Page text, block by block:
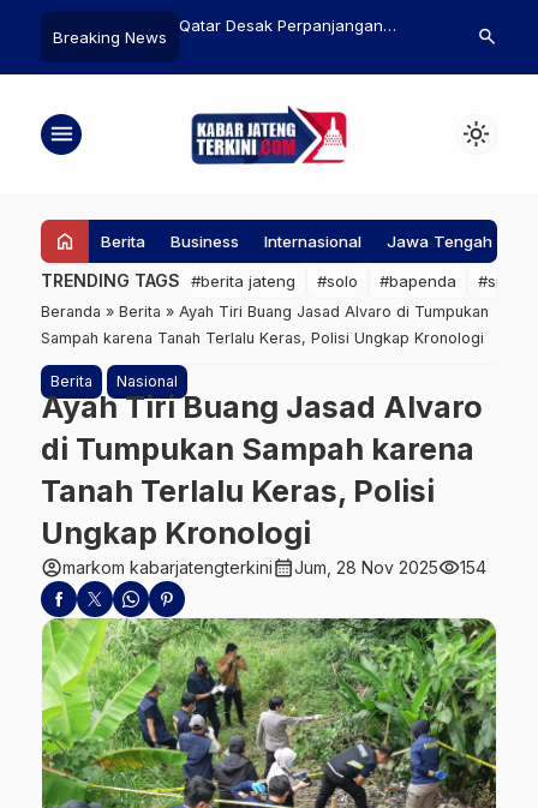
Breaking News
Senjata AS-Iran,
Krisis Global di Selat
Shayne Pattynama Akhirnya Buka
Persija Jakarta
Israel
search
menu light_mode
home Berita Business Internasional Jawa Tengah
TRENDING TAGS #berita jateng #solo #bapenda
Beranda » Berita » Ayah Tiri Buang Jasad Alvaro di Tumpukan
Sampah karena Tanah Terlalu Keras, Polisi Ungkap Kronologi
Berita Nasional
Ayah Tiri Buang Jasad Alvaro
di Tumpukan Sampah karena
Tanah Terlalu Keras, Polisi
Ungkap Kronologi
account_circlemarkom kabarjatengterkinicalendar_monthJum, 28 Nov 2025visibility154